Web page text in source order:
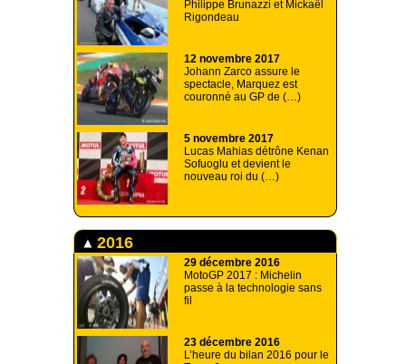
Philippe Brunazzi et Mickaël
Rigondeau
12 novembre 2017
Johann Zarco assure le
spectacle, Marquez est
couronné au GP de (…)
5 novembre 2017
Lucas Mahias détrône Kenan
Sofuoglu et devient le
nouveau roi du (…)
2016
29 décembre 2016
MotoGP 2017 : Michelin
passe à la technologie sans
fil
23 décembre 2016
L’heure du bilan 2016 pour le